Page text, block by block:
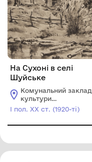
На Сухоні в селі
Шуйське
Комунальний заклад
культури
«Миколаївський
обласний художній
І пол. ХХ ст. (1920-ті)